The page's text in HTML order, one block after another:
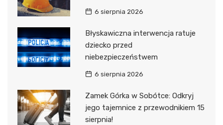
6 sierpnia 2026
Błyskawiczna interwencja ratuje
dziecko przed
niebezpieczeństwem
6 sierpnia 2026
Zamek Górka w Sobótce: Odkryj
jego tajemnice z przewodnikiem 15
sierpnia!